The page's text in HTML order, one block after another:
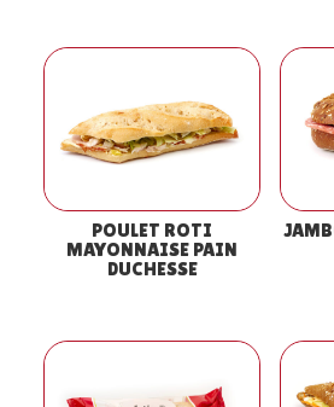
POULET ROTI
MAYONNAISE PAIN
DUCHESSE